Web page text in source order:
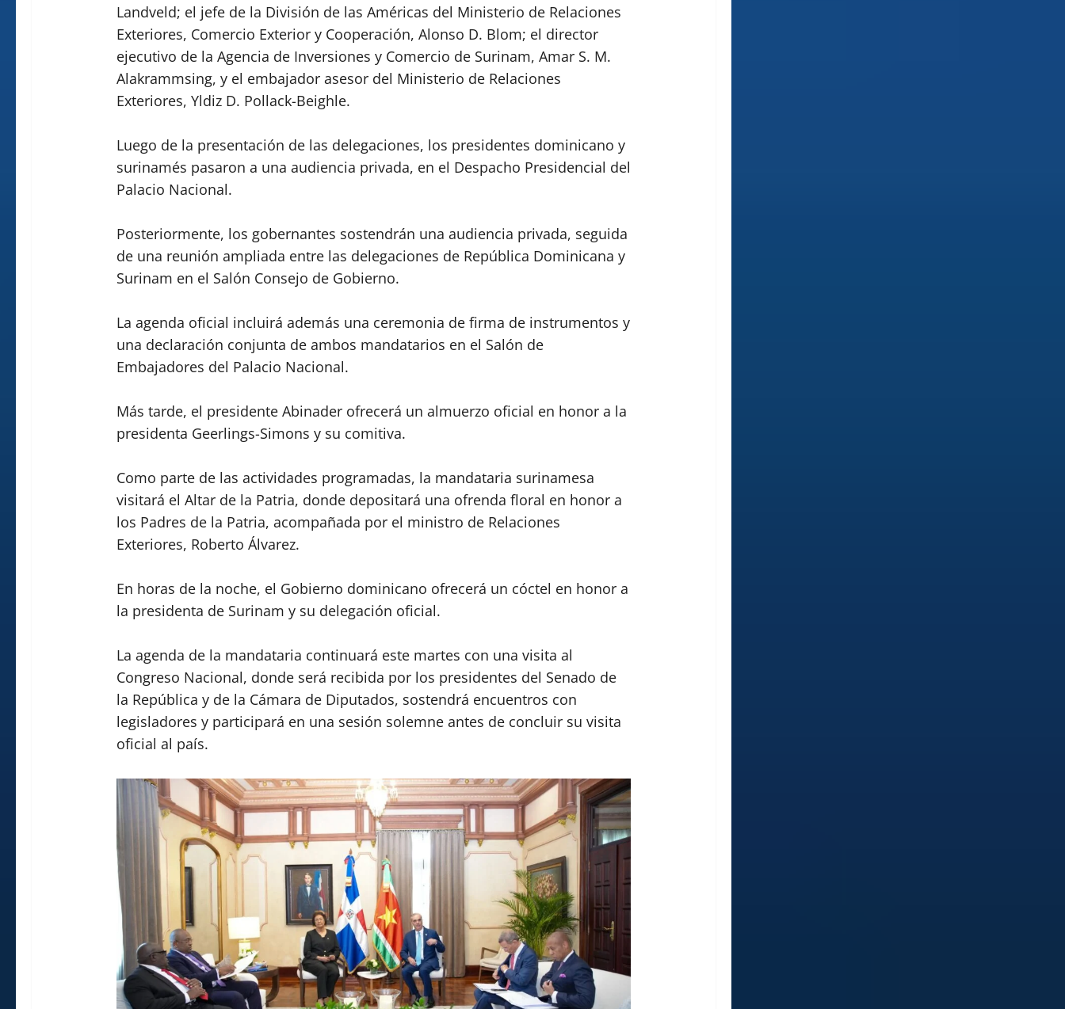
Landveld; el jefe de la División de las Américas del Ministerio de Relaciones
Exteriores, Comercio Exterior y Cooperación, Alonso D. Blom; el director
ejecutivo de la Agencia de Inversiones y Comercio de Surinam, Amar S. M.
Alakrammsing, y el embajador asesor del Ministerio de Relaciones
Exteriores, Yldiz D. Pollack-Beighle.
Luego de la presentación de las delegaciones, los presidentes dominicano y
surinamés pasaron a una audiencia privada, en el Despacho Presidencial del
Palacio Nacional.
Posteriormente, los gobernantes sostendrán una audiencia privada, seguida
de una reunión ampliada entre las delegaciones de República Dominicana y
Surinam en el Salón Consejo de Gobierno.
La agenda oficial incluirá además una ceremonia de firma de instrumentos y
una declaración conjunta de ambos mandatarios en el Salón de
Embajadores del Palacio Nacional.
Más tarde, el presidente Abinader ofrecerá un almuerzo oficial en honor a la
presidenta Geerlings-Simons y su comitiva.
Como parte de las actividades programadas, la mandataria surinamesa
visitará el Altar de la Patria, donde depositará una ofrenda floral en honor a
los Padres de la Patria, acompañada por el ministro de Relaciones
Exteriores, Roberto Álvarez.
En horas de la noche, el Gobierno dominicano ofrecerá un cóctel en honor a
la presidenta de Surinam y su delegación oficial.
La agenda de la mandataria continuará este martes con una visita al
Congreso Nacional, donde será recibida por los presidentes del Senado de
la República y de la Cámara de Diputados, sostendrá encuentros con
legisladores y participará en una sesión solemne antes de concluir su visita
oficial al país.